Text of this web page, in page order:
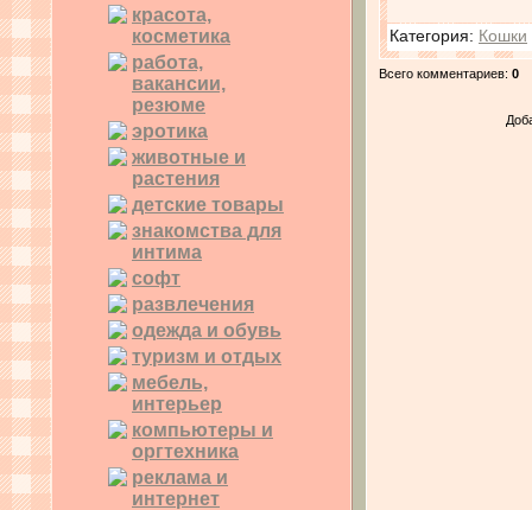
красота,
косметика
работа,
вакансии,
резюме
эротика
животные и
растения
детские товары
знакомства для
интима
софт
развлечения
одежда и обувь
туризм и отдых
мебель,
интерьер
компьютеры и
оргтехника
реклама и
интернет
Категория: Кошки
Всего комментариев: 0